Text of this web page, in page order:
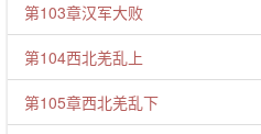
第103章汉军大败
第104西北羌乱上
第105章西北羌乱下